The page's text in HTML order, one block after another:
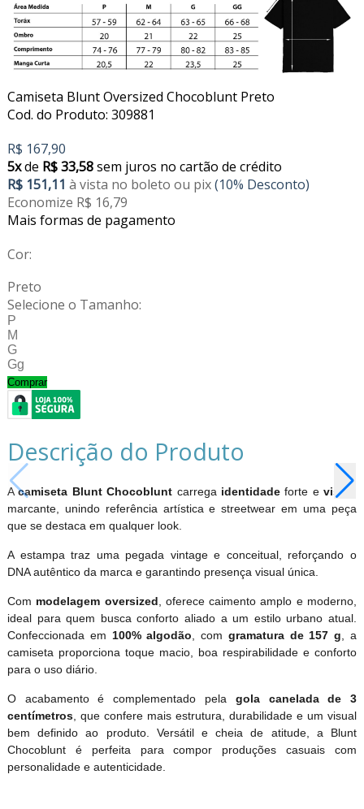
Camiseta Blunt Oversized Chocoblunt Preto
Cod. do Produto: 309881
R$ 167,90
5xde R$ 33,58sem juros no cartão de crédito
R$ 151,11 à vista no boleto ou pix(10% Desconto)
Economize R$ 16,79
Mais formas de pagamento
Cor:
Preto
Selecione o Tamanho:
P
M
G
Gg
Comprar
Descrição do Produto
Acamiseta Blunt Chocoblunt carrega identidadeforte evisual
marcante, unindo referência artística e streetwear em uma peça
que se destaca em qualquer look.
A estampa traz uma pegada vintage e conceitual, reforçando o
DNA autêntico da marca e garantindo presença visual única.
Com modelagem oversized, oferece caimento amplo e moderno,
ideal para quem busca conforto aliado a um estilo urbano atual.
Confeccionada em 100% algodão, com gramatura de 157 g, a
camiseta proporciona toque macio, boa respirabilidade e conforto
para o uso diário.
O acabamento é complementado pela gola canelada de 3
centímetros, que confere mais estrutura, durabilidade e um visual
bem definido ao produto. Versátil e cheia de atitude, a Blunt
Chocoblunt é perfeita para compor produções casuais com
personalidade e autenticidade.